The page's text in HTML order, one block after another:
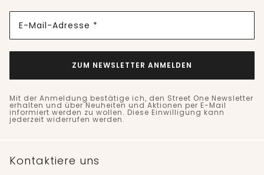
E-Mail-Adresse *
ZUM NEWSLETTER ANMELDEN
Mit der Anmeldung bestätige ich, den Street One Newsletter
erhalten und über Neuheiten und Aktionen per E-Mail
informiert werden zu wollen. Diese Einwilligung kann
jederzeit widerrufen werden.
Kontaktiere uns